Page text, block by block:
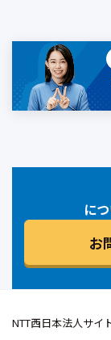
に
お
NTT西日本法人サイ